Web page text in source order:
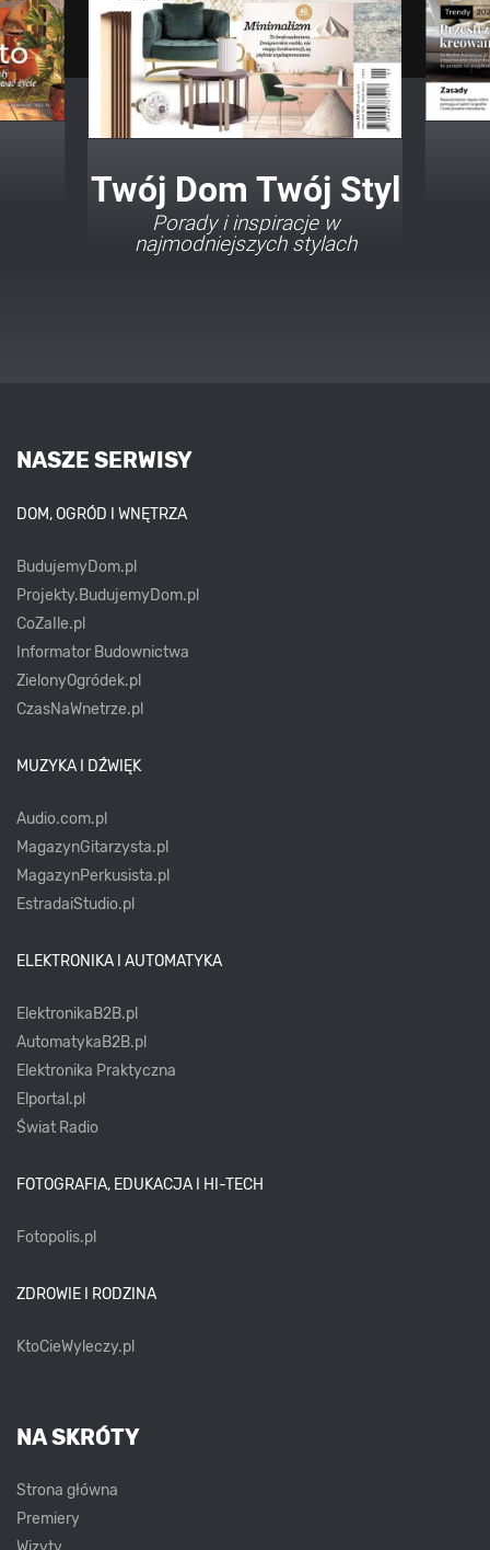
Twój Dom Twój Styl
Porady i inspiracje w
najmodniejszych stylach
NASZE SERWISY
DOM, OGRÓD I WNĘTRZA
BudujemyDom.pl
Projekty.BudujemyDom.pl
CoZaIle.pl
Informator Budownictwa
ZielonyOgródek.pl
CzasNaWnetrze.pl
MUZYKA I DŹWIĘK
Audio.com.pl
MagazynGitarzysta.pl
MagazynPerkusista.pl
EstradaiStudio.pl
ELEKTRONIKA I AUTOMATYKA
ElektronikaB2B.pl
AutomatykaB2B.pl
Elektronika Praktyczna
Elportal.pl
Świat Radio
FOTOGRAFIA, EDUKACJA I HI-TECH
Fotopolis.pl
ZDROWIE I RODZINA
KtoCieWyleczy.pl
NA SKRÓTY
Strona główna
Premiery